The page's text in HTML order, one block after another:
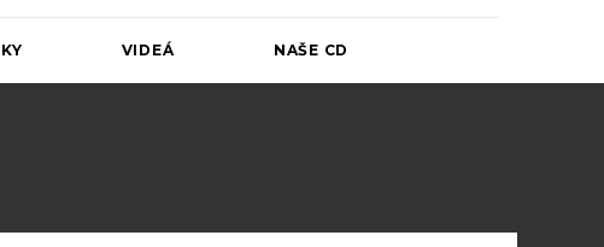
už od roku 2006.
VIDEÁ NAŠE CD